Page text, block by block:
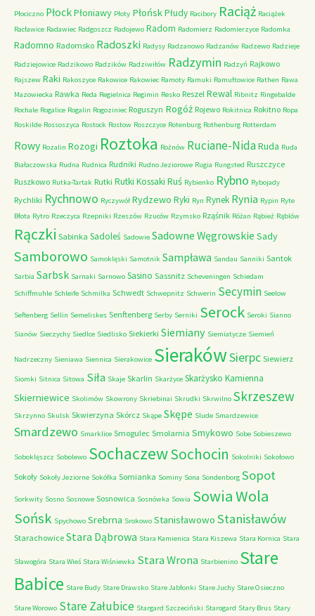
Płociczno PłockPłoniawy Płoty PłońskPłudy Racibory Raciąż Raciążek
Racławice Radawiec Radgoszcz Radojewo Radom Radomierz Radomierzyce Radomka
Radomno Radomsko Radoszki Radysy Radzanowo Radzanów Radzewo Radzieje
Radziejowice Radzikowo Radzików Radziwiłów Radzymin Radzyń Rajkowo
Rajszew Raki Rakoszyce Rakowice Rakowiec Ramoty Ramuki Ramułtowice Rathen Rawa
Mazowiecka Rawka Reda Regielnica Regimin Resko Reszel Rewal Ribnitz Ringebalde
Rochale Rogalice Rogalin Rogoziniec Roguszyn Rogóż Rojewo Rokitnica Rokitno Ropa
Roskilde Rossoszyca Rostock Rostow Roszczyce Rotenburg Rothenburg Rotterdam
Rowy Rozalin Rozogi Roztoka Rożnów Ruciane-NidaRuda Ruda
Białaczowska Rudna Rudnica Rudniki Rudno Jeziorowe Rugia Rungsted Ruszczyce
Ruszkowo Rutka-Tartak Rutki Rutki Kossaki Ruś Rybienko Rybno Rybojady
Rychliki Rychnowo Ryczywół Rydzewo Ryki Ryn Rynek Rynia Rypin Ryte
Błota Rytro Rzeczyca Rzepniki Rzeszów Rzuców Rzymsko Rząśnik Różan Rąbież Rąblów
Rączki Sabinka Sadoleś Sadowie Sadowne Węgrowskie Sady
Samborowo Samoklęski Samotnik Sampława Sandau Sanniki Santok
Sarbia Sarbsk Sarnaki Sarnowo Sasino Sassnitz Scheveningen Schiedam
Schiffmuhle Schleife Schmilka Schwedt Schwepnitz Schwerin Secymin Seelow
Seftenberg Sellin Semeliskes Senftenberg Serby Serniki Serock Seroki Sianno
Sianów Sieczychy Siedlce Siedlisko Siekierki Siemiany Siemiatycze Siemień
Nadrzeczny Sieniawa Siennica Sierakowice SierakówSierpc Siewierz
Siomki Sitnica Sitowa Siła Skaje Skarlin Skarżyce Skarżysko Kamienna
Skierniewice Skolimów Skowrony Skriebinai Skrudki Skrwilno Skrzeszew
Skrzynno Skulsk Skwierzyna Skórcz Skąpe Skępe Slude Smardzewice
Smardzewo Smarklice Smogulec Smolarnia Smykowo Sobe Sobieszewo
Soboklęszcz Sobolewo SochaczewSochocin Sokolniki Sokołowo
Sokoły Sokoły Jeziorne Sokółka Somianka Sominy Sona Sondenborg Sopot
Sorkwity Sosno Sosnowe Sosnowica Sosnówka Sowia Sowia Wola
Sońsk Spychowo Srebrna Srokowo Stanisławowo Stanisławów
Starachowice Stara Dąbrowa Stara Kamienica Stara Kiszewa Stara Kornica Stara
Sławogóra Stara Wieś Stara Wiśniewka Stara Wrona Starbienino Stare
Babice Stare Budy Stare Drawsko Stare Jabłonki Stare Juchy Stare Osieczno
Stare Worowo Stare Załubice Stargard Szczeciński Starogard Stary Brus Stary